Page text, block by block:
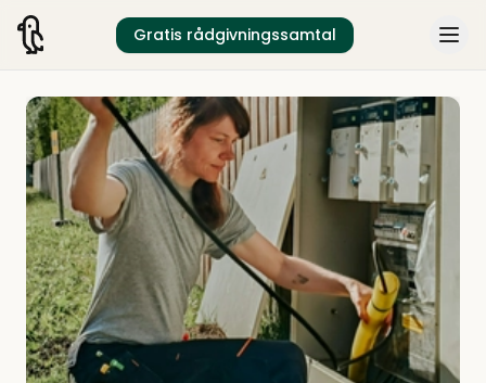
Gratis rådgivningssamtal